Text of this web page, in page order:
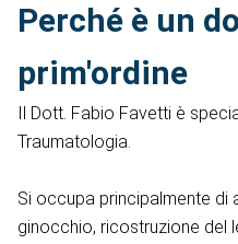
Perché è un
prim'ordine
Il Dott. Fabio Favetti è
Traumatologia.
Si occupa principalmente di
ginocchio, ricostruzione del